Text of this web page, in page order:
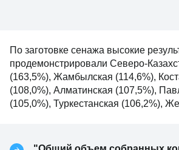
По заготовке сенажа высокие
продемонстрировали Северо-
(163,5%), Жамбылская (114,6%),
(108,0%), Алматинская (107,5%),
(105,0%), Туркестанская (106,2%),